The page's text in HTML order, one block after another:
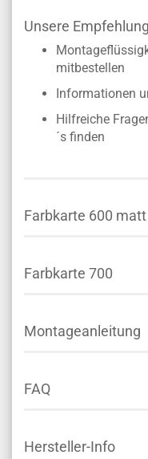
Unsere Empfehlung
mitbestellen
Informationen
Hilfreiche
´s finden
Farbkarte 600 matt
Farbkarte 700
Montageanleitung
FAQ
Hersteller-Info